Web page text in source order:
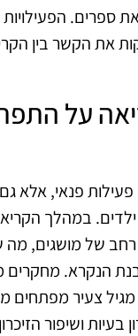
ספרים.
את הקשר בין
על
פנאי, אלא
ילדים. במהלך
רחב של מושגים, מה
הנקרא. מחקרים
צעיר מפתחים
בעיות ושיפור